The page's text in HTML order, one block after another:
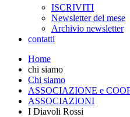
ISCRIVITI
Newsletter del mese
Archivio newsletter
contatti
Home
chi siamo
Chi siamo
ASSOCIAZIONE e
ASSOCIAZIONI
I Diavoli Rossi